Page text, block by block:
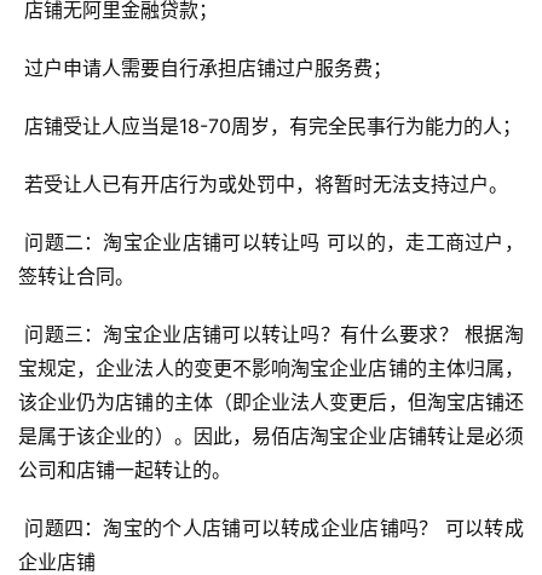
店铺无阿里金融贷款；
过户申请人需要自行承担店铺过户服务费；
若受让人已有开店行为或处罚中，将暂时无法支持过户。
签转让合同。
宝规定，企业法人的变更不影响淘宝企业店铺的主体归属，
该企业仍为店铺的主体（即企业法人变更后，但淘宝店铺还
是属于该企业的）。因此，易佰店淘宝企业店铺转让是必须
公司和店铺一起转让的。
企业店铺